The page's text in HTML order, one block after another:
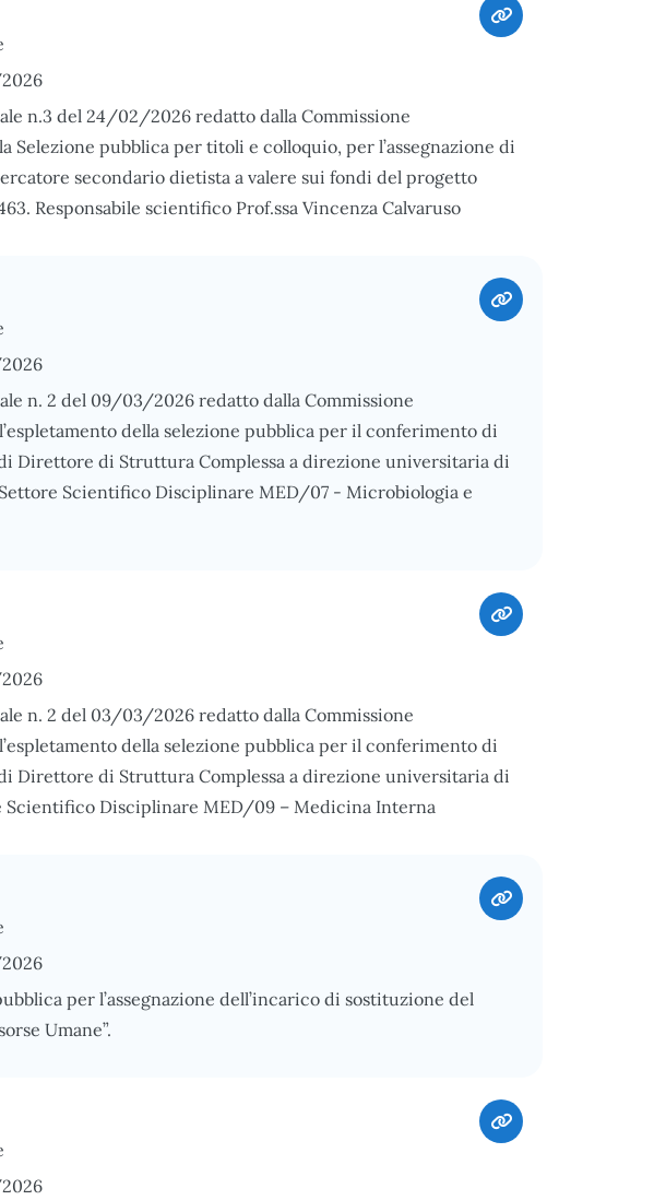
n.3 del 24/02/2026 redatto dalla Commissione
Selezione pubblica per titoli e colloquio, per l’assegnazione di
secondario dietista a valere sui fondi del progetto
Responsabile scientifico Prof.ssa Vincenza Calvaruso
n. 2 del 09/03/2026 redatto dalla Commissione
della selezione pubblica per il conferimento di
Direttore di Struttura Complessa a direzione universitaria di
Scientifico Disciplinare MED/07 - Microbiologia e
n. 2 del 03/03/2026 redatto dalla Commissione
della selezione pubblica per il conferimento di
Direttore di Struttura Complessa a direzione universitaria di
Disciplinare MED/09 – Medicina Interna
per l’assegnazione dell’incarico di sostituzione del
Umane”.